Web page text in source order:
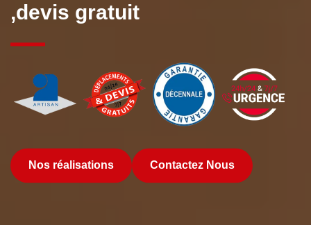
,devis gratuit
Nos réalisations Contactez Nous